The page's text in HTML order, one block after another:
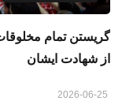
گريستن تمام
از شهادت ایشان